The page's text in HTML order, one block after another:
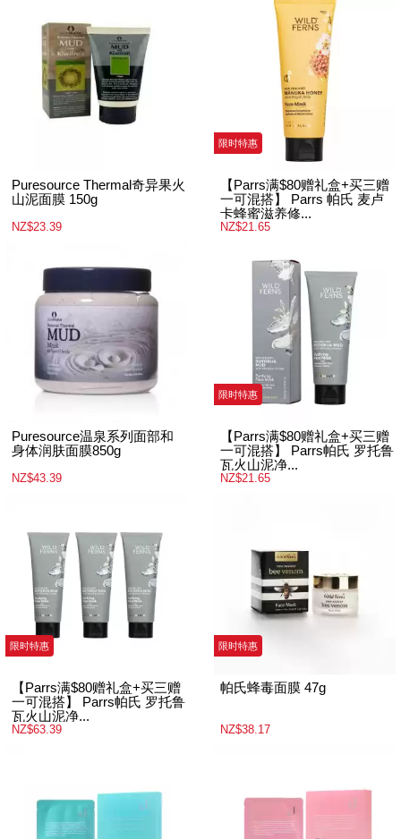
Puresource Thermal奇异果火
山泥面膜 150g
NZ$23.39
限时特惠
【Parrs满$80赠礼盒+买三赠
一可混搭】 Parrs 帕氏 麦卢
卡蜂蜜滋养修...
NZ$21.65
Puresource温泉系列面部和
身体润肤面膜850g
NZ$43.39
限时特惠
【Parrs满$80赠礼盒+买三赠
一可混搭】 Parrs帕氏 罗托鲁
瓦火山泥净...
NZ$21.65
限时特惠
【Parrs满$80赠礼盒+买三赠
一可混搭】 Parrs帕氏 罗托鲁
瓦火山泥净...
NZ$63.39
限时特惠
帕氏蜂毒面膜 47g
NZ$38.17